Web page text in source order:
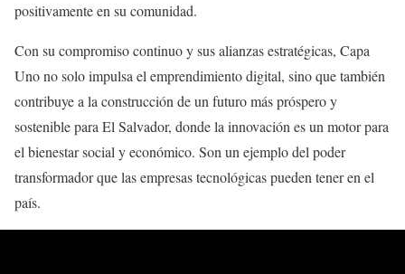
positivamente en su comunidad.
Con su compromiso continuo y sus alianzas estratégicas, Capa
Uno no solo impulsa el emprendimiento digital, sino que también
contribuye a la construcción de un futuro más próspero y
sostenible para El Salvador, donde la innovación es un motor para
el bienestar social y económico. Son un ejemplo del poder
transformador que las empresas tecnológicas pueden tener en el
país.